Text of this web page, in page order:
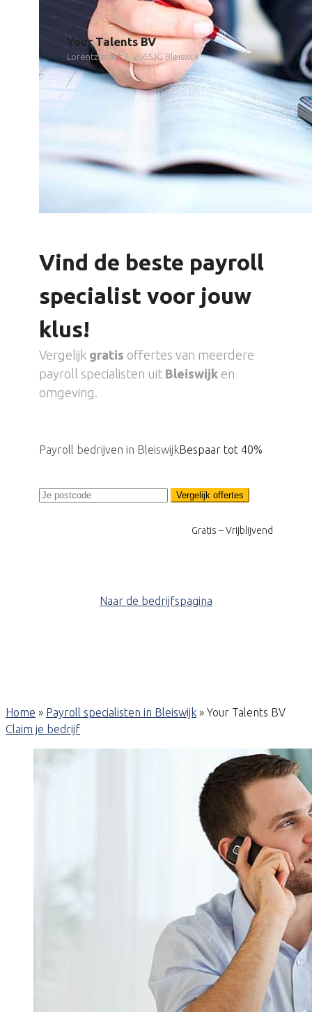
Your Talents BV
Lorentzstraat 7, 2665JG Bleiswijk
Vind de beste payroll
specialist voor jouw
klus!
Vergelijk gratis offertes van meerdere
payroll specialisten uit Bleiswijk en
omgeving.
Payroll bedrijven in BleiswijkBespaar tot 40%
Vergelijk offertes
Gratis – Vrijblijvend
Naar de bedrijfspagina
Home » Payroll specialisten in Bleiswijk » Your Talents BV
Claim je bedrijf